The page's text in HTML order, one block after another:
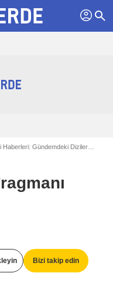
profil search
Haberleri: Gündemdeki Diziler
Bizi takip edin